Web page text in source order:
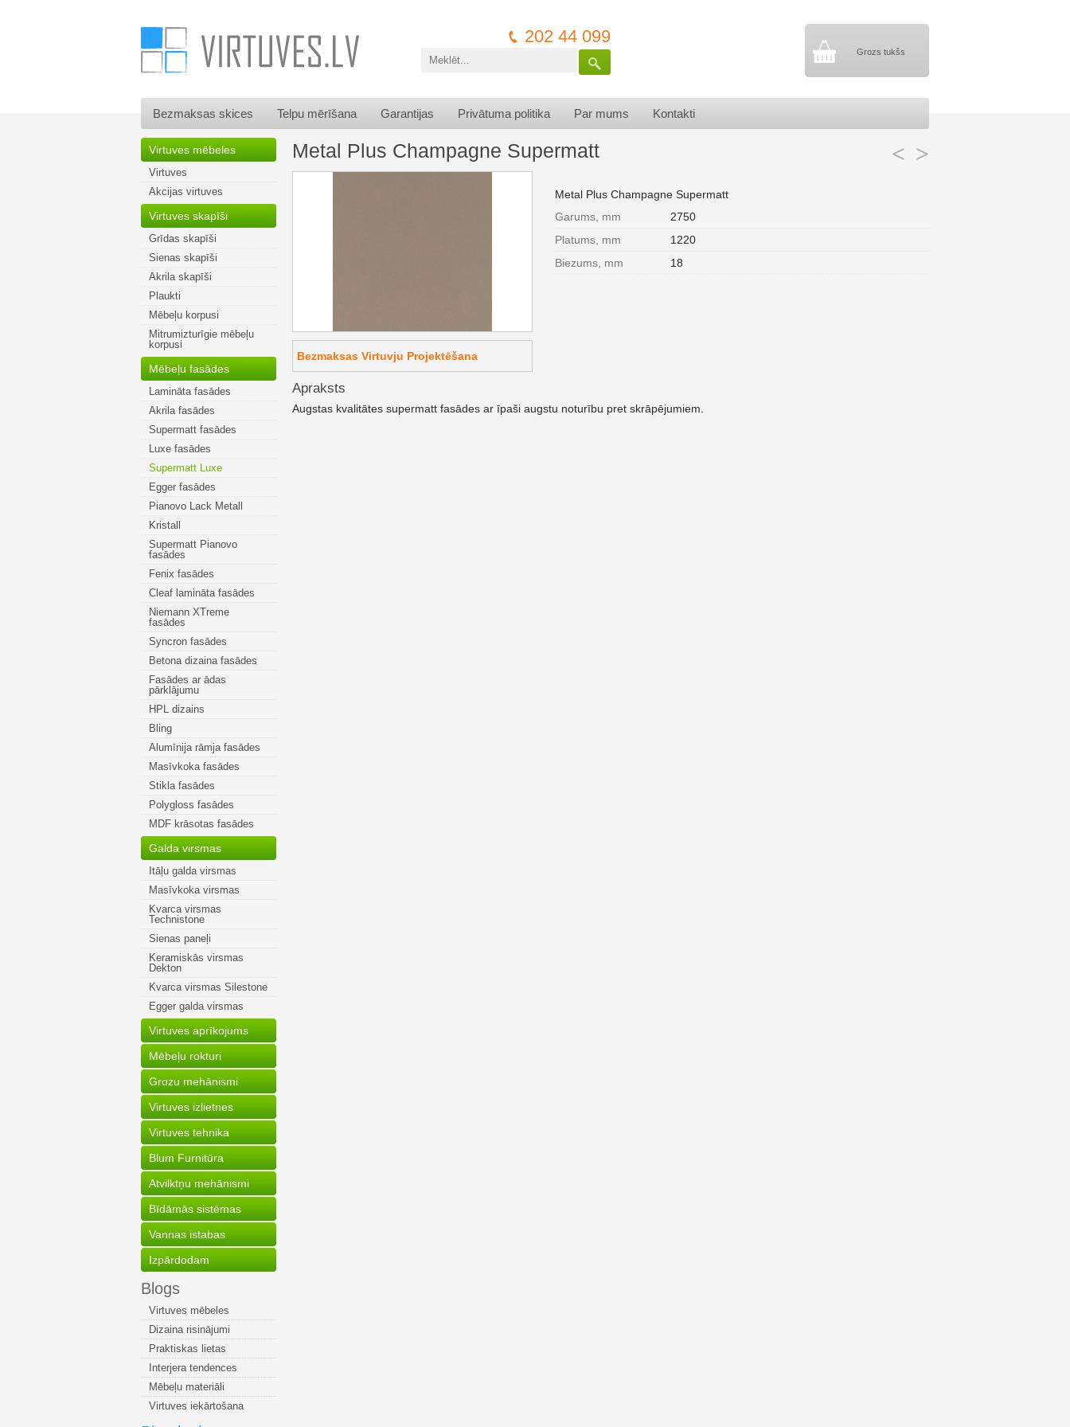
Grozs tukšs
202 44 099
Bezmaksas skices Telpu mērīšana Garantijas Privātuma politika Par mums Kontakti
Virtuves mēbeles
Virtuves
Akcijas virtuves
Virtuves skapīši
Grīdas skapīši
Sienas skapīši
Akrila skapīši
Plaukti
Mēbeļu korpusi
Mitrumizturīgie mēbeļu
korpusi
Mēbeļu fasādes
Lamināta fasādes
Akrila fasādes
Supermatt fasādes
Luxe fasādes
Supermatt Luxe
Egger fasādes
Pianovo Lack Metall
Kristall
Supermatt Pianovo
fasādes
Fenix fasādes
Cleaf lamināta fasādes
Niemann XTreme
fasādes
Syncron fasādes
Betona dizaina fasādes
Fasādes ar ādas
pārklājumu
HPL dizains
Bling
Alumīnija rāmja fasādes
Masīvkoka fasādes
Stikla fasādes
Polygloss fasādes
MDF krāsotas fasādes
Galda virsmas
Itāļu galda virsmas
Masīvkoka virsmas
Kvarca virsmas
Technistone
Sienas paneļi
Keramiskās virsmas
Dekton
Kvarca virsmas Silestone
Egger galda virsmas
Virtuves aprīkojums
Mēbeļu rokturi
Grozu mehānismi
Virtuves izlietnes
Virtuves tehnika
Blum Furnitūra
Atvilktņu mehānismi
Bīdāmās sistēmas
Vannas istabas
Izpārdodam
Blogs
Virtuves mēbeles
Dizaina risinājumi
Praktiskas lietas
Interjera tendences
Mēbeļu materiāli
Virtuves iekārtošana
Metal Plus Champagne Supermatt < >
Bezmaksas Virtuvju Projektēšana
Metal Plus Champagne Supermatt
Garums, mm
2750
Platums, mm
1220
Biezums, mm
18
Apraksts
Augstas kvalitātes supermatt fasādes ar īpaši augstu noturību pret skrāpējumiem.